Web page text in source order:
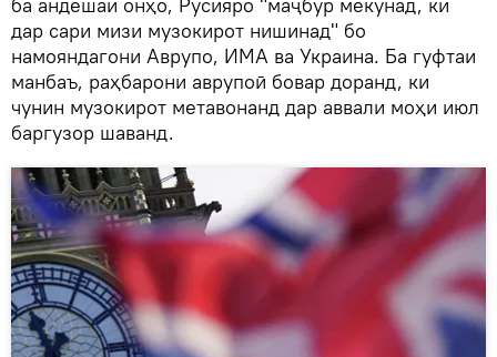
дар сари мизи музокирот нишинад" бо
намояндагони Аврупо, ИМА ва Украина. Ба гуфтаи
манбаъ, раҳбарони аврупоӣ бовар доранд, ки
чунин музокирот метавонанд дар аввали моҳи июл
баргузор шаванд.